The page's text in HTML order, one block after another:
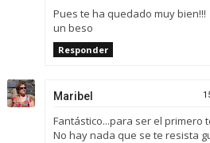
Pues te ha quedado muy bien!!!
un beso
Responder
Maribel
Fantástico...para ser el primero
No hay nada que se te resista